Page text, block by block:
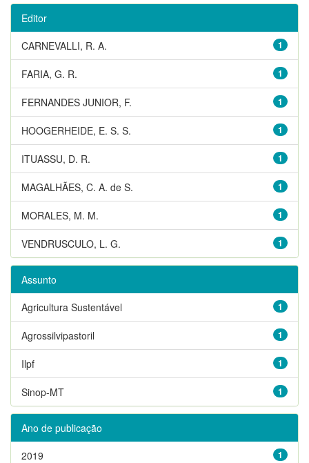
Editor
1
CARNEVALLI, R. A.
1
FARIA, G. R.
1
FERNANDES JUNIOR, F.
1
HOOGERHEIDE, E. S. S.
1
ITUASSU, D. R.
1
MAGALHÃES, C. A. de S.
1
MORALES, M. M.
1
VENDRUSCULO, L. G.
Assunto
1
Agricultura Sustentável
1
Agrossilvipastoril
1
Ilpf
1
Sinop-MT
Ano de publicação
1
2019